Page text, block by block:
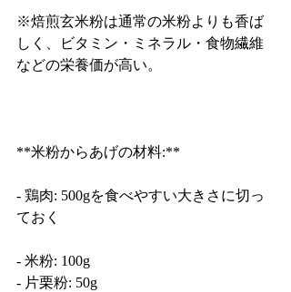
※焙煎玄米粉は通常の米粉よりも香ば
しく、ビタミン・ミネラル・食物繊維
などの栄養価が高い。
**米粉からあげの材料:**
- 鶏肉: 500gを食べやすい大きさに切っ
ておく
- 米粉: 100g
- 片栗粉: 50g